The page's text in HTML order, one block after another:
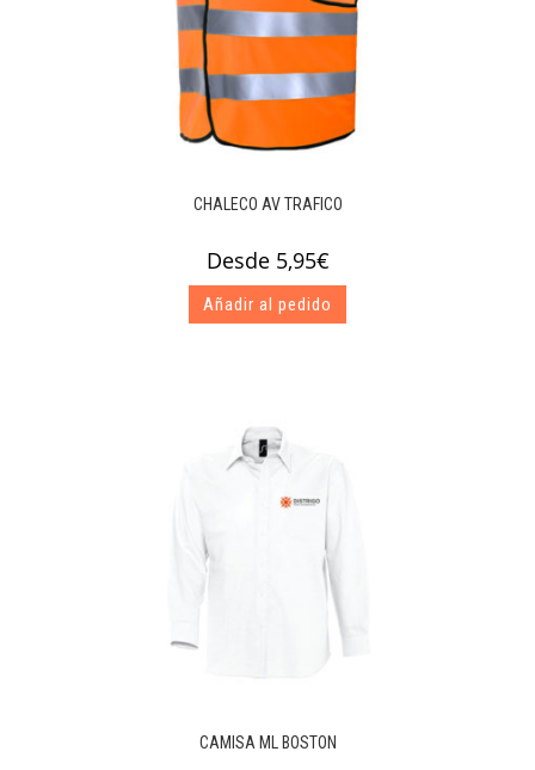
CHALECO AV TRAFICO
Desde 5,95€
Añadir al pedido
CAMISA ML BOSTON